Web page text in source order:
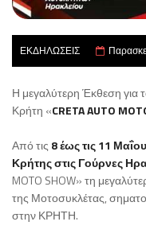
ΕΚΔΗΛΩΣΕΙΣ
Η μεγαλύτερη Έκθεση για
Κρήτη «CRETA AUTO
Από τις8 έως τις 11
Κρήτης στις Γούρνες
MOTO SHOW» τη
της Μοτοσυκλέτας,
στην ΚΡΗΤΗ.